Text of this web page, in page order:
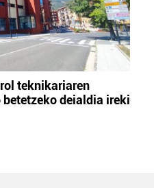
teknikariaren
deialdia ireki